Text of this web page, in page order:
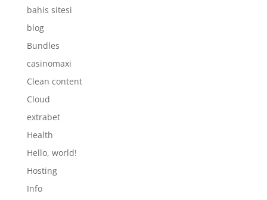
bahis sitesi
blog
Bundles
casinomaxi
Clean content
Cloud
extrabet
Health
Hello, world!
Hosting
Info